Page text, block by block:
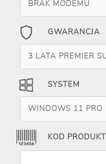
BRAK MODEMU
GWARANCJA
3 LATA PREMIER
SYSTEM
WINDOWS 11 PRO
KOD